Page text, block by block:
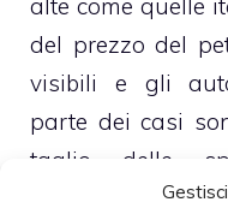
alte come quelle
del prezzo del
visibili e gli
parte dei casi
taglio delle
sull’intera